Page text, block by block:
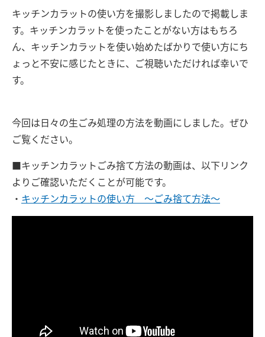
キッチンカラットの使い方を撮影しましたので掲載しま
す。 キッチンカラットを使ったことがない方はもちろ
ん、キッチンカラットを使い始めたばかりで使い方にち
ょっと不安に感じたときに、 ご視聴いただければ幸いで
す。
今回は日々の生ごみ処理の方法を動画にしました。ぜひ
ご覧ください。
■キッチンカラットごみ捨て方法の動画は、以下リンク
よりご確認いただくことが可能です。
・ キッチンカラットの使い方 ～ごみ捨て方法～